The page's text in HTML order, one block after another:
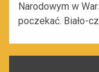
Narodowym w
poczekać. Biało-